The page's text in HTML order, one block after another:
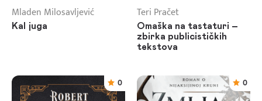
Mladen Milosavljević
Kal juga
Teri Pračet
Omaška na tastaturi –
zbirka publicističkih
tekstova
0 0